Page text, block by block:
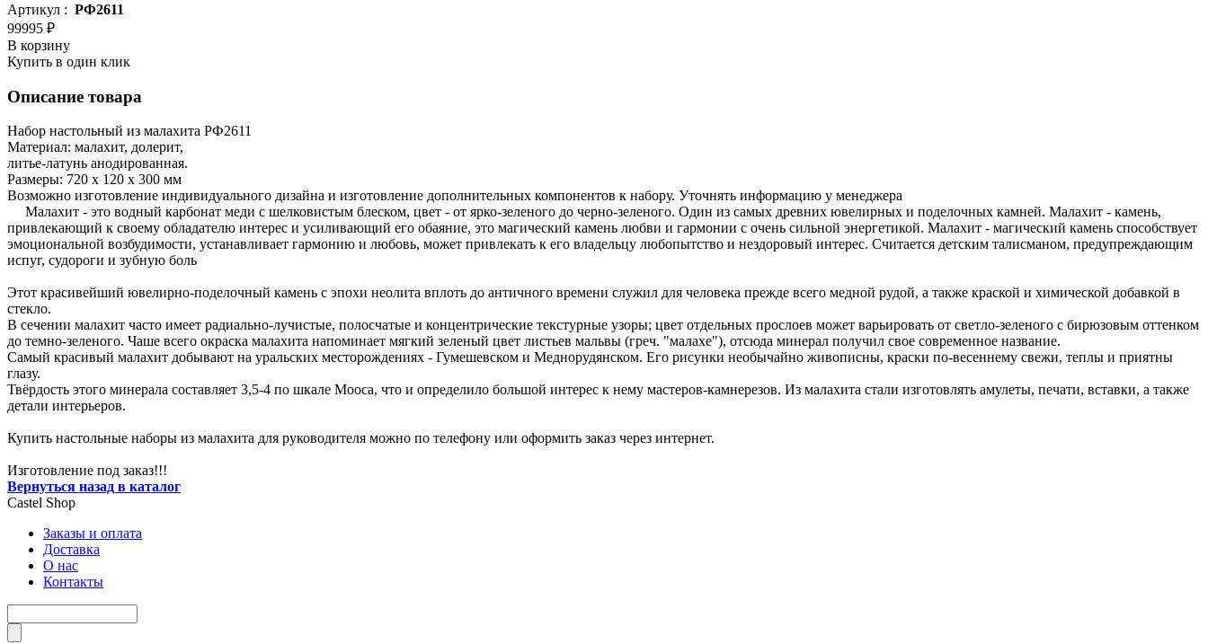
Артикул : РФ2611
99995 ₽
В корзину
Купить в один клик
Описание товара
Набор настольный из малахита РФ2611
Материал: малахит, долерит,
литье-латунь анодированная.
Размеры: 720 x 120 x 300 мм
Возможно изготовление индивидуального дизайна и изготовление дополнительных компонентов к набору. Уточнять информацию у менеджера
Малахит - это водный карбонат меди с шелковистым блеском, цвет - от ярко-зеленого до черно-зеленого. Один из самых древних ювелирных и поделочных камней. Малахит - камень,
привлекающий к своему обладателю интерес и усиливающий его обаяние, это магический камень любви и гармонии с очень сильной энергетикой. Малахит - магический камень способствует
эмоциональной возбудимости, устанавливает гармонию и любовь, может привлекать к его владельцу любопытство и нездоровый интерес. Считается детским талисманом, предупреждающим
испуг, судороги и зубную боль
Этот красивейший ювелирно-поделочный камень с эпохи неолита вплоть до античного времени служил для человека прежде всего медной рудой, а также краской и химической добавкой в
стекло.
В сечении малахит часто имеет радиально-лучистые, полосчатые и концентрические текстурные узоры; цвет отдельных прослоев может варьировать от светло-зеленого с бирюзовым оттенком
до темно-зеленого. Чаше всего окраска малахита напоминает мягкий зеленый цвет листьев мальвы (греч. "малахе"), отсюда минерал получил свое современное название.
Самый красивый малахит добывают на уральских месторождениях - Гумешевском и Меднорудянском. Его рисунки необычайно живописны, краски по-весеннему свежи, теплы и приятны
глазу.
Твёрдость этого минерала составляет 3,5-4 по шкале Мооса, что и определило большой интерес к нему мастеров-камнерезов. Из малахита стали изготовлять амулеты, печати, вставки, а также
детали интерьеров.
Купить настольные наборы из малахита для руководителя можно по телефону или оформить заказ через интернет.
Изготовление под заказ!!!
Вернуться назад в каталог
Castel Shop
Заказы и оплата
Доставка
О нас
Контакты